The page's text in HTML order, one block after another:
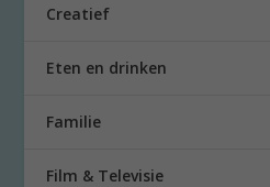
Creatief
Eten en drinken
Familie
Film & Televisie